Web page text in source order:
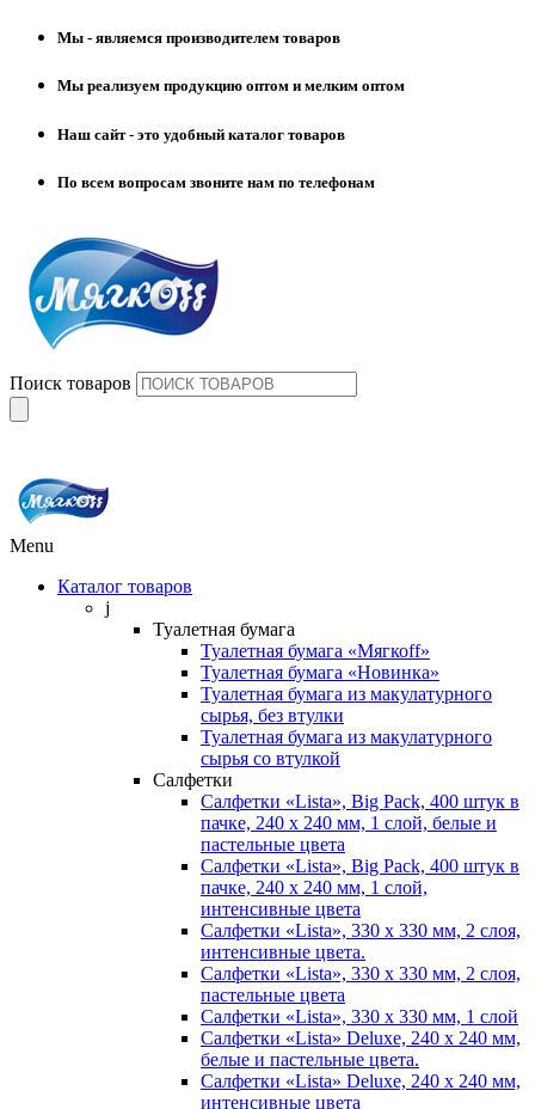
Мы - являемся производителем товаров
Мы реализуем продукцию оптом и мелким оптом
Наш сайт - это удобный каталог товаров
По всем вопросам звоните нам по телефонам
Поиск товаров
Menu
Каталог товаров
j
Туалетная бумага
Туалетная бумага «Мягкоff»
Туалетная бумага «Новинка»
Туалетная бумага из макулатурного
сырья, без втулки
Туалетная бумага из макулатурного
сырья со втулкой
Салфетки
Салфетки «Lista», Big Pack, 400 штук в
пачке, 240 х 240 мм, 1 слой, белые и
пастельные цвета
Салфетки «Lista», Big Pack, 400 штук в
пачке, 240 х 240 мм, 1 слой,
интенсивные цвета
Салфетки «Lista», 330 х 330 мм, 2 слоя,
интенсивные цвета.
Салфетки «Lista», 330 х 330 мм, 2 слоя,
пастельные цвета
Салфетки «Lista», 330 х 330 мм, 1 слой
Салфетки «Lista» Deluxe, 240 х 240 мм,
белые и пастельные цвета.
Салфетки «Lista» Deluxe, 240 х 240 мм,
интенсивные цвета